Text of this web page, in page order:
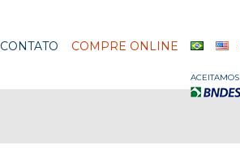
CONTATO COMPRE ONLINE
ACEITAMOS